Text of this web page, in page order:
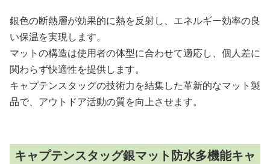
銀色の断熱層が効果的に熱を反射し、エネルギー効率の良
い保温を実現します。
マットの構造は使用者の体型に合わせて適応し、個人差に
関わらず快適性を提供します。
キャプテンスタッグの技術力を結集した革新的なマット製
品で、アウトドア活動の質を向上させます。
キャプテンスタッグ銀マット防水多機能キャ